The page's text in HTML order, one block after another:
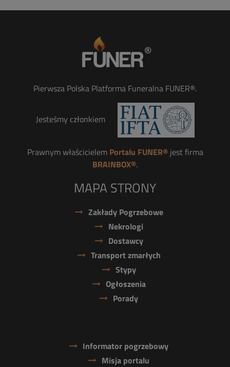
Pierwsza Polska Platforma Funeralna FUNER®.
Jesteśmy członkiem
Prawnym właścicielem Portalu FUNER®jest firma
BRAINBOX®.
MAPA STRONY
Zakłady Pogrzebowe
Nekrologi
Dostawcy
Transport zmarłych
Stypy
Ogłoszenia
Porady
Informator pogrzebowy
Misja portalu